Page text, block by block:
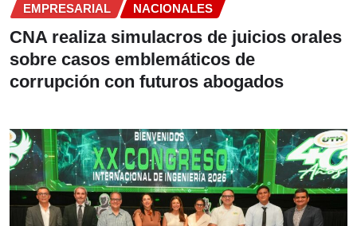
EMPRESARIAL NACIONALES
CNA realiza simulacros de juicios orales
sobre casos emblemáticos de
corrupción con futuros abogados